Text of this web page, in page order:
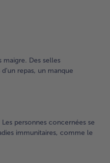
Des selles
repas, un manque
personnes concernées se
immunitaires, comme le